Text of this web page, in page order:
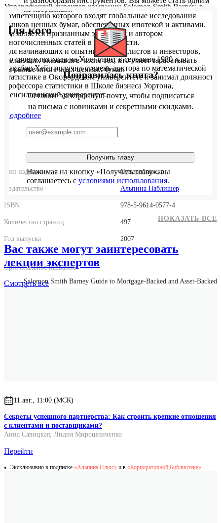
из избранных!
Для кого
Для начинающих и опытных специалистов и инвесторов,
желающих оказаться в числе тех, кто умеет зарабатывать
на рынке ипотечных ценных бумаг.
Управляющий директор компании Salomon Smith Barney, в
компетенцию которого входят глобальные исследования
рынков ценных бумаг, обеспеченных ипотекой и активами.
Он является признанным экспертом и автором
многочисленных статей в этой области.
До своего прихода на Уолл-стрит в середине 1980-х гг.
Лакхбир Хейр получил степень доктора по математической
статистике в Оксфордском университете и занимал должность
профессора статистики в Школе бизнеса Уортона,
Пенсильванский университет.
Подробнее
Тип издания Суперобложка
Издательство Альпина Паблишер
ISBN 978-5-9614-0577-4
Количество страниц 497
Год выпуска 2007
Оригинальное название
Salomon Smith Barney Guide to Mortgage-Backed and Asset-Backed
Securities
Понравилась книга?
Оставьте электронную почту, чтобы подписаться
на письма с новинками и секретными скидками.
Получить главу
Нажимая на кнопку «Получить главу», вы
соглашаетесь с условиями использования.
ПОКАЗАТЬ ВСЕ
Вас также могут заинтересовать
лекции экспертов
Смотретьвсе
11 авг., 11:00 (МСК)
Секреты успешного партнерства: Как строить крепкие отношения
с клиентами и поставщиками?
Анна Савицкая, Лидия Мирошниченко
Перейти
Эксклюзивно в подписке «Альпина.Плюс» и в «Корпоративной Библиотеке»